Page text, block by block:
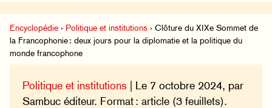
Encyclopédie › Politique et institutions › Clôture du XIXe Sommet de
la Francophonie : deux jours pour la diplomatie et la politique du
monde francophone
Politique et institutions | Le 7 octobre 2024, par
Sambuc éditeur. Format : article (3 feuillets).